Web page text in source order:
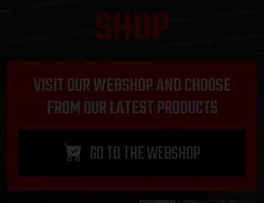
SHOP
VISIT OUR WEBSHOP AND CHOOSE
FROM OUR LATEST PRODUCTS
GO TO THE WEBSHOP